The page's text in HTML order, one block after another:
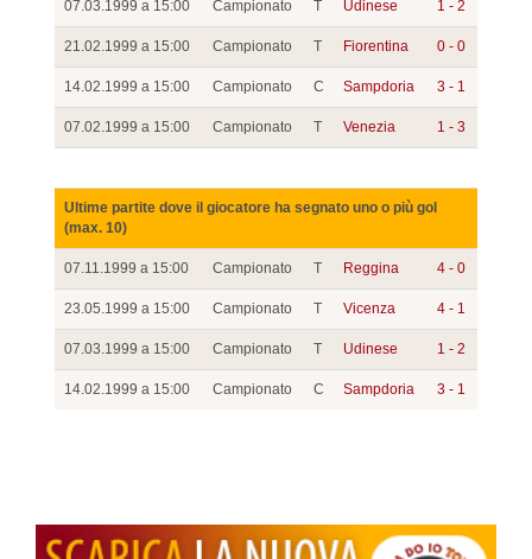
07.03.1999 a 15:00 Campionato T Udinese 1 - 2
21.02.1999 a 15:00 Campionato T Fiorentina 0 - 0
14.02.1999 a 15:00 Campionato C Sampdoria 3 - 1
07.02.1999 a 15:00 Campionato T Venezia 1 - 3
Ultime partite dove il giocatore ha segnato uno o più gol
(max. 10)
07.11.1999 a 15:00 Campionato T Reggina 4 - 0
23.05.1999 a 15:00 Campionato T Vicenza 4 - 1
07.03.1999 a 15:00 Campionato T Udinese 1 - 2
14.02.1999 a 15:00 Campionato C Sampdoria 3 - 1